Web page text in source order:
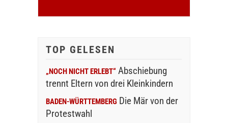
TOP GELESEN
„NOCH NICHT ERLEBT“ Abschiebung
trennt Eltern von drei Kleinkindern
BADEN-WÜRTTEMBERG Die Mär von der
Protestwahl